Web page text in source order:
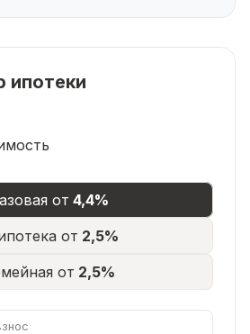
ипотеки
от 4,4%
от 2,5%
от 2,5%